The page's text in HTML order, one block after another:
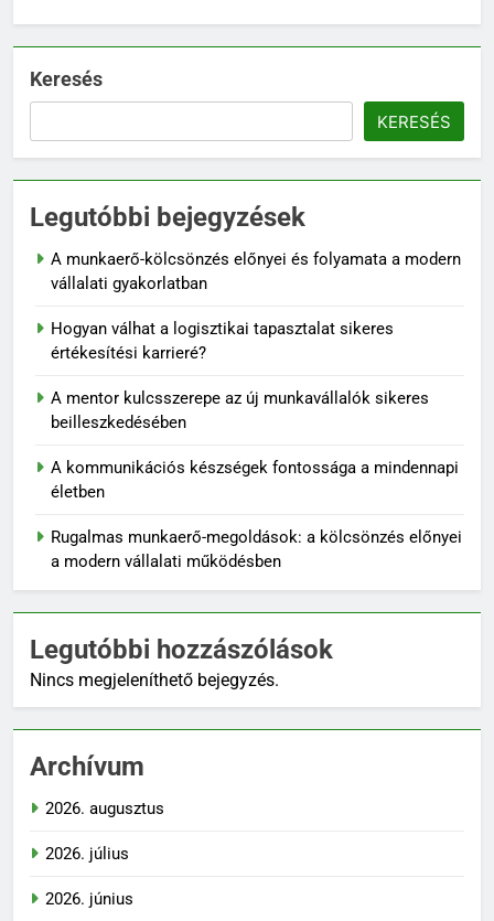
Keresés
KERESÉS
Legutóbbi bejegyzések
A munkaerő-kölcsönzés előnyei és folyamata a modern
vállalati gyakorlatban
Hogyan válhat a logisztikai tapasztalat sikeres
értékesítési karrieré?
A mentor kulcsszerepe az új munkavállalók sikeres
beilleszkedésében
A kommunikációs készségek fontossága a mindennapi
életben
Rugalmas munkaerő-megoldások: a kölcsönzés előnyei
a modern vállalati működésben
Legutóbbi hozzászólások
Nincs megjeleníthető bejegyzés.
Archívum
2026. augusztus
2026. július
2026. június